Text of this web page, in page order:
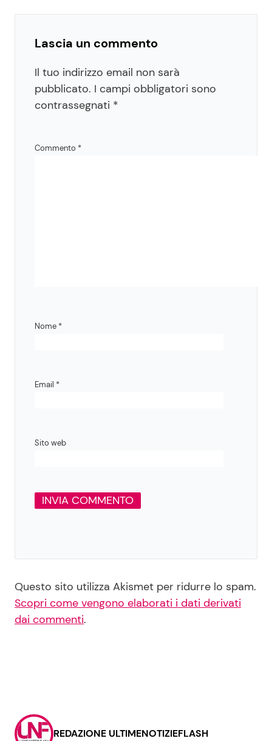
Lascia un commento
Il tuo indirizzo email non sarà
pubblicato. I campi obbligatori sono
contrassegnati *
Commento *
Nome *
Email *
Sito web
Questo sito utilizza Akismet per ridurre lo spam.
Scopri come vengono elaborati i dati derivati
dai commenti.
REDAZIONE ULTIMENOTIZIEFLASH